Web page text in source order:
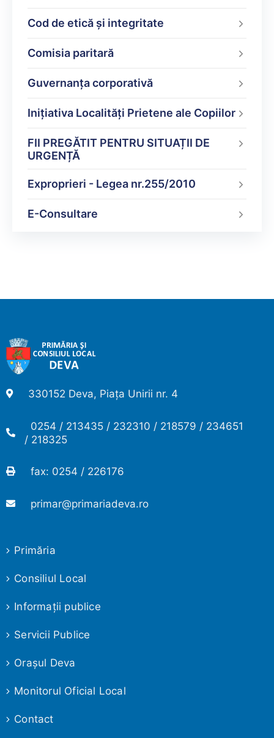
Cod de etică și integritate
Comisia paritară
Guvernanța corporativă
Inițiativa Localități Prietene ale Copiilor
FII PREGĂTIT PENTRU SITUAȚII DE
URGENȚĂ
Exproprieri - Legea nr.255/2010
E-Consultare
330152 Deva, Piața Unirii nr. 4
0254 / 213435 / 232310 / 218579 / 234651
/ 218325
fax: 0254 / 226176
primar@primariadeva.ro
Primăria
Consiliul Local
Informaţii publice
Servicii Publice
Oraşul Deva
Monitorul Oficial Local
Contact